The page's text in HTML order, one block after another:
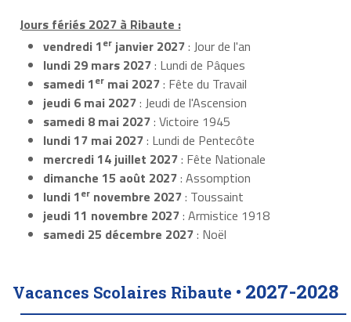
Jours fériés 2027 à Ribaute :
vendredi 1er janvier 2027: Jour de l'an
lundi 29 mars 2027: Lundi de Pâques
samedi 1er mai 2027: Fête du Travail
jeudi 6 mai 2027: Jeudi de l'Ascension
samedi 8 mai 2027: Victoire 1945
lundi 17 mai 2027: Lundi de Pentecôte
mercredi 14 juillet 2027: Fête Nationale
dimanche 15 août 2027: Assomption
lundi 1er novembre 2027: Toussaint
jeudi 11 novembre 2027: Armistice 1918
samedi 25 décembre 2027: Noël
Vacances Scolaires Ribaute • 2027-2028